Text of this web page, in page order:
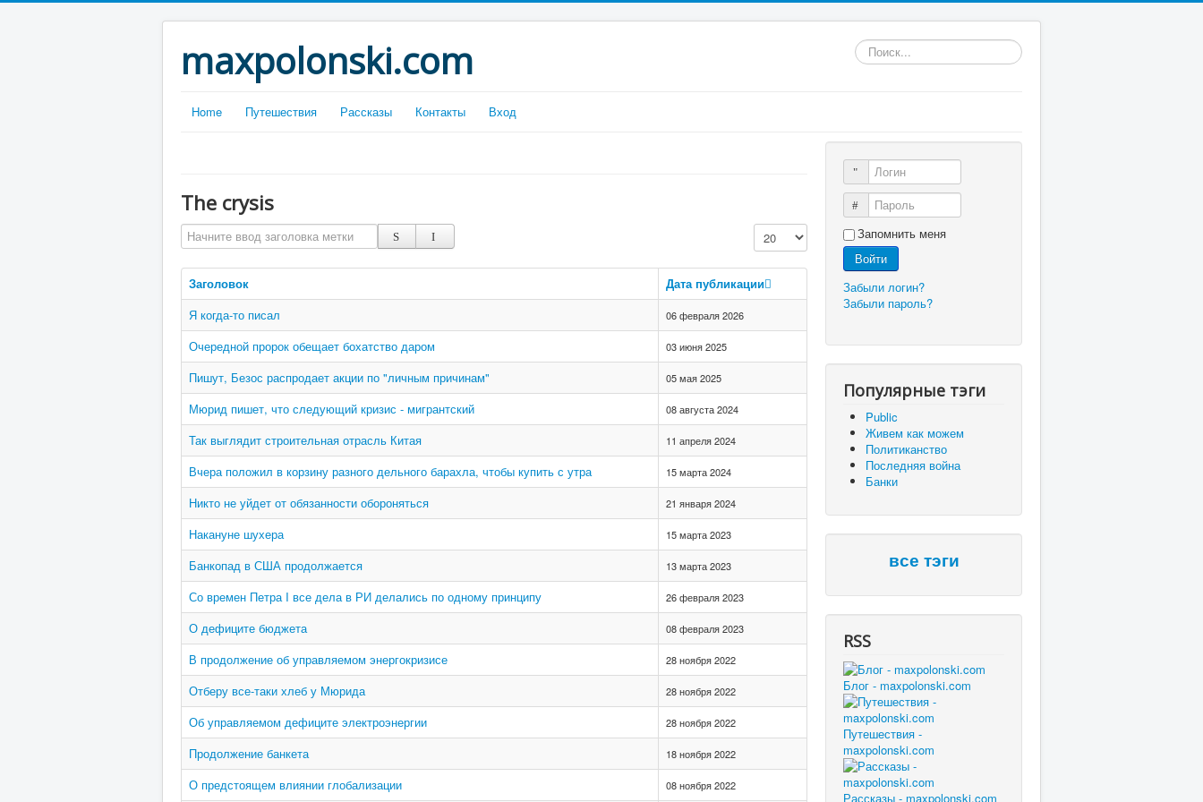
maxpolonski.com Искать...
Home Путешествия Рассказы Контакты Вход
The сrysis
Начните ввод заголовка метки Кол-во строк:
Заголовок
Дата публикации
Я когда-то писал
06 февраля 2026
Очередной пророк обещает бохатство даром 03 июня 2025
Пишут, Безос распродает акции по "личным причинам" 05 мая 2025
Мюрид пишет, что следующий кризис - мигрантский 08 августа 2024
Так выглядит строительная отрасль Китая 11 апреля 2024
Вчера положил в корзину разного дельного барахла, чтобы купить с утра 15 марта 2024
Никто не уйдет от обязанности обороняться 21 января 2024
Накануне шухера 15 марта 2023
Банкопад в США продолжается 13 марта 2023
Со времен Петра I все дела в РИ делались по одному принципу 26 февраля 2023
О дефиците бюджета 08 февраля 2023
В продолжение об управляемом энергокризисе 28 ноября 2022
Отберу все-таки хлеб у Мюрида 28 ноября 2022
Об управляемом дефиците электроэнергии 28 ноября 2022
Продолжение банкета 18 ноября 2022
О предстоящем влиянии глобализации 08 ноября 2022
Логин
Пароль
Запомнить меня
Войти
Забыли логин?
Забыли пароль?
Популярные тэги
Public
Живем как можем
Политиканство
Последняя война
Банки
все тэги
RSS
Блог - maxpolonski.com
Путешествия -
maxpolonski.com
Рассказы - maxpolonski.com